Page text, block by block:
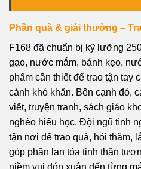
Phần quà & giải thưởng –
F168 đã chuẩn bị kỹ lưỡng
gạo, nước mắm, bánh kẹo,
phẩm cần thiết để trao tận tay
cảnh khó khăn. Bên cạnh đó,
viết, truyện tranh, sách giáo
nghèo hiếu học. Đội ngũ tình
tận nơi để trao quà, hỏi thăm,
góp phần lan tỏa tinh thần